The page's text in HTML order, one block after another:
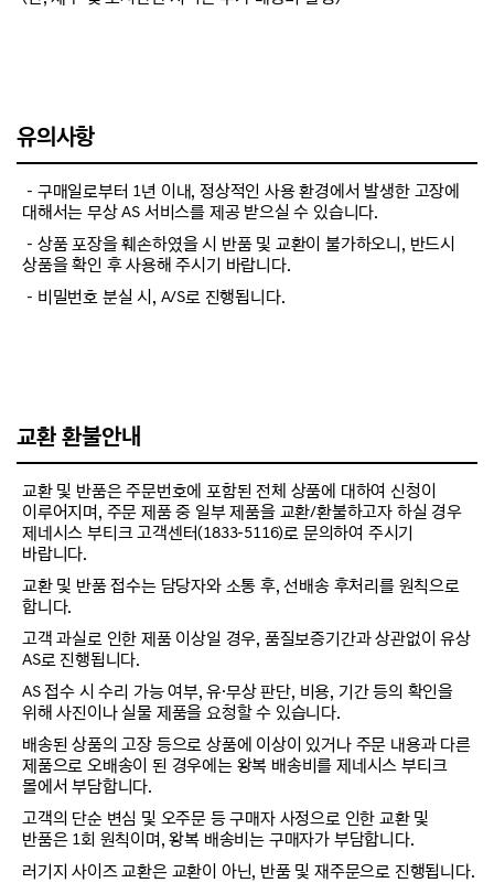
유의사항
－구매일로부터 1년 이내, 정상적인 사용 환경에서 발생한 고장에
대해서는 무상 AS 서비스를 제공 받으실 수 있습니다.
－상품 포장을 훼손하였을 시 반품 및 교환이 불가하오니, 반드시
상품을 확인 후 사용해 주시기 바랍니다.
－비밀번호 분실 시, A/S로 진행됩니다.
교환 환불안내
교환 및 반품은 주문번호에 포함된 전체 상품에 대하여 신청이
이루어지며, 주문 제품 중 일부 제품을 교환/환불하고자 하실 경우
제네시스 부티크 고객센터(1833-5116)로 문의하여 주시기
바랍니다.
교환 및 반품 접수는 담당자와 소통 후, 선배송 후처리를 원칙으로
합니다.
고객 과실로 인한 제품 이상일 경우, 품질보증기간과 상관없이 유상
AS로 진행됩니다.
AS 접수 시 수리 가능 여부, 유·무상 판단, 비용, 기간 등의 확인을
위해 사진이나 실물 제품을 요청할 수 있습니다.
배송된 상품의 고장 등으로 상품에 이상이 있거나 주문 내용과 다른
제품으로 오배송이 된 경우에는 왕복 배송비를 제네시스 부티크
몰에서 부담합니다.
고객의 단순 변심 및 오주문 등 구매자 사정으로 인한 교환 및
반품은 1회 원칙이며, 왕복 배송비는 구매자가 부담합니다.
러기지 사이즈 교환은 교환이 아닌, 반품 및 재주문으로 진행됩니다.